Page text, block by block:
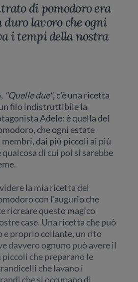
di pomodoro era
lavoro che ogni
i tempi della nostra
"Quelle due", c'è una ricetta
filo indistruttibile la
Adele: è quella del
che ogni estate
dai più piccoli ai più
di cui poi si sarebbe
la mia ricetta del
con l'augurio che
ricreare questo magico
case. Una ricetta che può
e proprio collante, un rito
davvero ognuno può avere il
che preparano le
che lavano i
che si occupano di